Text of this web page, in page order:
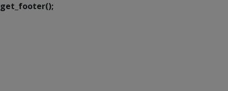
get_footer();